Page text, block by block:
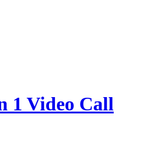
1 Video Call